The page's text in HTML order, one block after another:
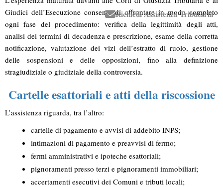
Richiedi Assistenza Tributaria
Giudici dell’Esecuzione consente di affrontare in modo completo
ogni fase del procedimento: verifica della legittimità degli atti,
analisi dei termini di decadenza e prescrizione, esame della corretta
notificazione, valutazione dei vizi dell’estratto di ruolo, gestione
delle sospensioni e delle opposizioni, fino alla definizione
stragiudiziale o giudiziale della controversia.
Cartelle esattoriali e atti della riscossione
L’assistenza riguarda, tra l’altro:
cartelle di pagamento e avvisi di addebito INPS;
intimazioni di pagamento e preavvisi di fermo;
fermi amministrativi e ipoteche esattoriali;
pignoramenti presso terzi e pignoramenti immobiliari;
accertamenti esecutivi dei Comuni e tributi locali;